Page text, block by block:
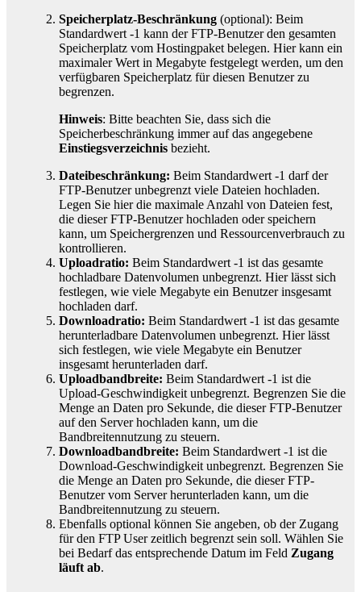
Speicherplatz-Beschränkung (optional): Beim
Standardwert -1 kann der FTP-Benutzer den gesamten
Speicherplatz vom Hostingpaket belegen. Hier kann ein
maximaler Wert in Megabyte festgelegt werden, um den
verfügbaren Speicherplatz für diesen Benutzer zu
begrenzen.
Hinweis: Bitte beachten Sie, dass sich die
Speicherbeschränkung immer auf das angegebene
Einstiegsverzeichnis bezieht.
Dateibeschränkung: Beim Standardwert -1 darf der
FTP-Benutzer unbegrenzt viele Dateien hochladen.
Legen Sie hier die maximale Anzahl von Dateien fest,
die dieser FTP-Benutzer hochladen oder speichern
kann, um Speichergrenzen und Ressourcenverbrauch zu
kontrollieren.
Uploadratio: Beim Standardwert -1 ist das gesamte
hochladbare Datenvolumen unbegrenzt. Hier lässt sich
festlegen, wie viele Megabyte ein Benutzer insgesamt
hochladen darf.
Downloadratio: Beim Standardwert -1 ist das gesamte
herunterladbare Datenvolumen unbegrenzt. Hier lässt
sich festlegen, wie viele Megabyte ein Benutzer
insgesamt herunterladen darf.
Uploadbandbreite: Beim Standardwert -1 ist die
Upload-Geschwindigkeit unbegrenzt. Begrenzen Sie die
Menge an Daten pro Sekunde, die dieser FTP-Benutzer
auf den Server hochladen kann, um die
Bandbreitennutzung zu steuern.
Downloadbandbreite: Beim Standardwert -1 ist die
Download-Geschwindigkeit unbegrenzt. Begrenzen Sie
die Menge an Daten pro Sekunde, die dieser FTP-
Benutzer vom Server herunterladen kann, um die
Bandbreitennutzung zu steuern.
Ebenfalls optional können Sie angeben, ob der Zugang
für den FTP User zeitlich begrenzt sein soll. Wählen Sie
bei Bedarf das entsprechende Datum im Feld Zugang
läuft ab.